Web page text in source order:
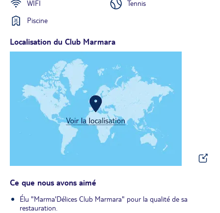
WIFI
Tennis
Piscine
Localisation du Club Marmara
Ce que nous avons aimé
Élu "Marma'Délices Club Marmara" pour la qualité de sa
restauration.